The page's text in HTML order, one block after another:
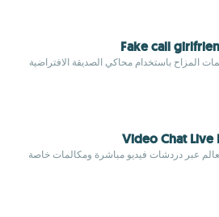
Fake call
المزاح باستخدام محاكي الصديقة الافتراضية
Video Chat Live
عبر دردشات فيديو مباشرة ومكالمات خاصة